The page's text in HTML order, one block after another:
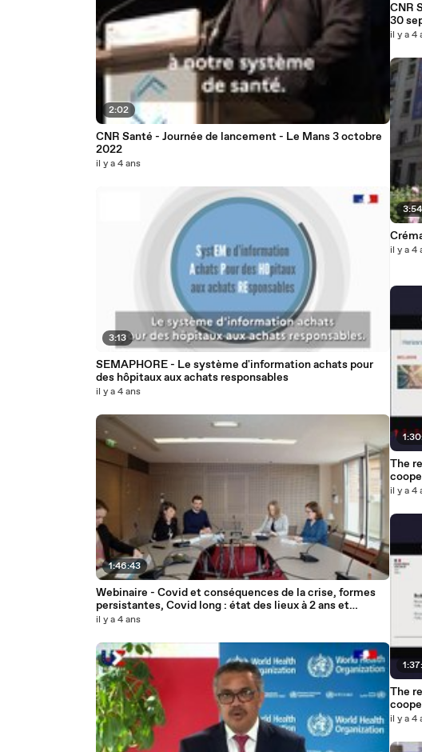
2:02
CNR Santé - Journée de lancement - Le Mans 3 octobre
2022
il y a 4 ans
3:13
SEMAPHORE - Le système d'information achats pour
des hôpitaux aux achats responsables
il y a 4 ans
1:46:43
Webinaire - Covid et conséquences de la crise, formes
persistantes, Covid long : état des lieux à 2 ans et
perspectives
il y a 4 ans
CNR
30
il y a 4
3:54
il y a 4
The
il y a 4
The
il y a 4